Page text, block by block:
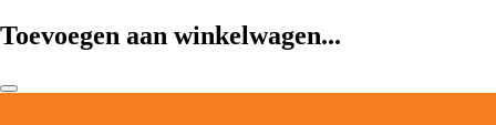
Toevoegen aan winkelwagen...